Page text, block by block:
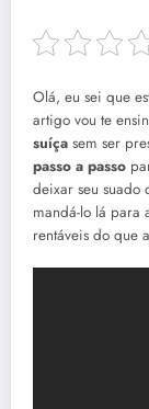
Olá, eu sei que
artigo vou te
suíça sem ser
passo a passo
deixar seu
mandá-lo lá para
rentáveis do que